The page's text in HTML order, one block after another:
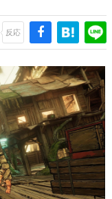
られるマンガ家・田中圭
ンガです。
の魅力を画面や操作の
硬派で骨太な評論連載
… ゲームにまつわる言葉
ター文化史研究家・タ
反応